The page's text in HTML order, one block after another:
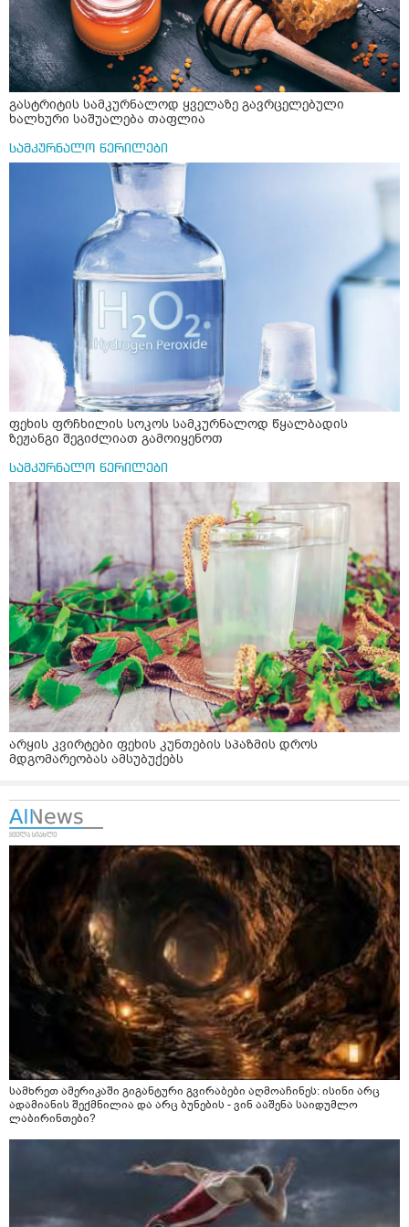
გასტრიტის სამკურნალოდ ყველაზე გავრცელებული
ხალხური საშუალება თაფლია
სამკურნალო წერილები
ფეხის ფრჩხილის სოკოს სამკურნალოდ წყალბადის
ზეჟანგი შეგიძლიათ გამოიყენოთ
სამკურნალო წერილები
არყის კვირტები ფეხის კუნთების სპაზმის დროს
მდგომარეობას ამსუბუქებს
სამხრეთ ამერიკაში გიგანტური გვირაბები აღმოაჩინეს: ისინი არც
ადამიანის შექმნილია და არც ბუნების - ვინ ააშენა საიდუმლო
ლაბირინთები?